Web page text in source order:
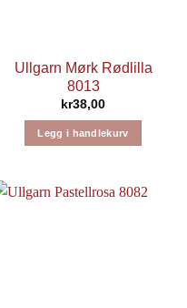
Ullgarn Mørk Rødlilla
8013
kr38,00
Legg i handlekurv